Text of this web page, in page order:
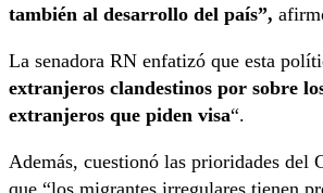
también al desarrollo del país”,
La senadora RN enfatizó que esta
extranjeros clandestinos por sobre
extranjeros que piden visa“.
Además, cuestionó las prioridades del